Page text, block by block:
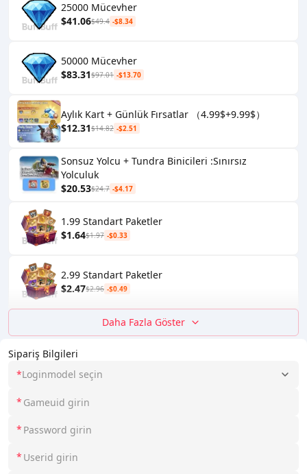
Sipariş Bilgileri
*Loginmodel seçin
*
*
*
25000 Mücevher
$41.06$49.4 -$8.34
50000 Mücevher
$83.31$97.01 -$13.70
Aylık Kart + Günlük Fırsatlar （4.99$+9.99$）
$12.31$14.82 -$2.51
Sonsuz Yolcu + Tundra Binicileri :Sınırsız
Yolculuk
$20.53$24.7 -$4.17
1.99 Standart Paketler
$1.64$1.97 -$0.33
2.99 Standart Paketler
$2.47$2.96 -$0.49
Daha Fazla Göster